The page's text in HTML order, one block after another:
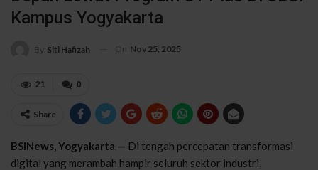
Kampus Yogyakarta
By Siti Hafizah On Nov 25, 2025
0
21
Share
BSINews, Yogyakarta — Di tengah percepatan transformasi
digital yang merambah hampir seluruh sektor industri,